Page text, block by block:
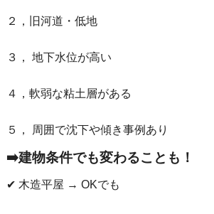
２，旧河道・低地
３， 地下水位が高い
４，軟弱な粘土層がある
５， 周囲で沈下や傾き事例あり
➡️建物条件でも変わることも！
✔ 木造平屋 → OKでも